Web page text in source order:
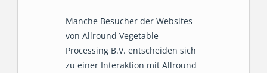
Manche Besucher der Websites
von Allround Vegetable
Processing B.V. entscheiden sich
zu einer Interaktion mit Allround